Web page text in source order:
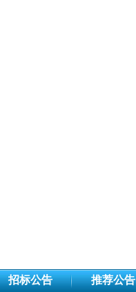
招标公告 推荐公告